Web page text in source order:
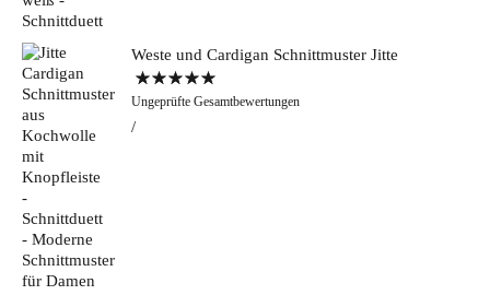
Weste und Cardigan Schnittmuster Jitte
Bewertet mit
5.00von 5
Ungeprüfte Gesamtbewertungen